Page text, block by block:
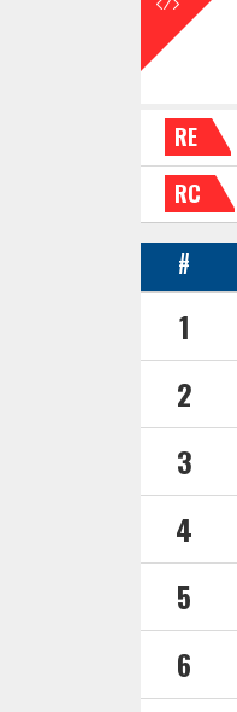
RE
RC
#
1
2
3
4
5
6